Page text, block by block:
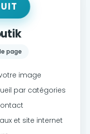
page
image
par catégories
et site internet